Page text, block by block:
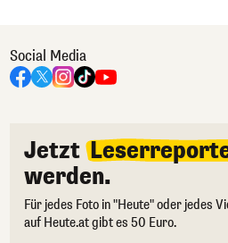
Social Media
Jetzt
werden.
Für jedes Foto in "Heute" oder jedes
auf Heute.at gibt es 50 Euro.